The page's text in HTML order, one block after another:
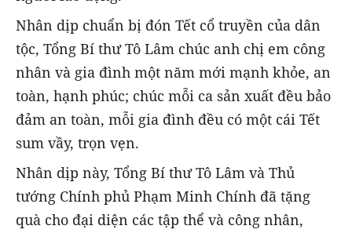
Nhân dịp chuẩn bị đón Tết cổ truyền của dân
tộc, Tổng Bí thư Tô Lâm chúc anh chị em công
nhân và gia đình một năm mới mạnh khỏe, an
toàn, hạnh phúc; chúc mỗi ca sản xuất đều bảo
đảm an toàn, mỗi gia đình đều có một cái Tết
sum vầy, trọn vẹn.
Nhân dịp này, Tổng Bí thư Tô Lâm và Thủ
tướng Chính phủ Phạm Minh Chính đã tặng
quà cho đại diện các tập thể và công nhân,